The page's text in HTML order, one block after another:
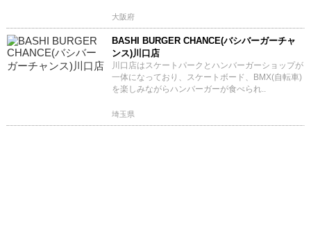
大阪府
BASHI BURGER CHANCE(バシバーガーチャ
ンス)川口店
川口店はスケートパークとハンバーガーショップが
一体になっており、スケートボード、BMX(自転車)
を楽しみながらハンバーガーが食べられ..
埼玉県